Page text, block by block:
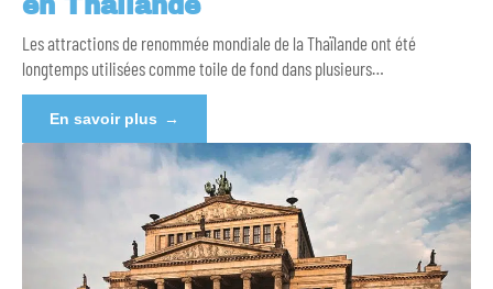
en Thaïlande
Les attractions de renommée mondiale de la Thaïlande ont été
longtemps utilisées comme toile de fond dans plusieurs…
En savoir plus